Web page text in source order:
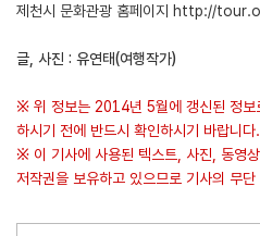
제천시 문화관광 홈페이지 http://
글, 사진 : 유연태(여행작가)
※ 위 정보는 2014년 5월에 갱신된 정보
하시기 전에 반드시 확인하시기 바랍니다.
※ 이 기사에 사용된 텍스트, 사진, 동영
저작권을 보유하고 있으므로 기사의 무